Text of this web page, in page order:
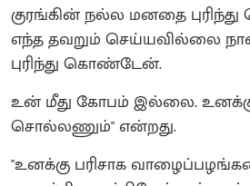
குரங்கின் நல்ல மனதை
எந்த தவறும் செய்யவில்லை
புரிந்து கொண்டேன்.
உன் மீது கோபம் இல்லை.
சொல்லணும்" என்றது.
"உனக்கு பரிசாக